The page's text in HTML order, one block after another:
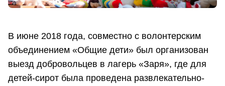
В июне 2018 года, совместно с волонтерским
объединением «Общие дети» был организован
выезд добровольцев в лагерь «Заря», где для
детей-сирот была проведена развлекательно-